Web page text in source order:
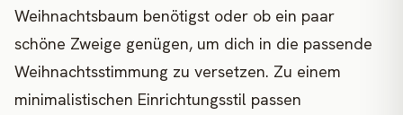
Weihnachtsbaum benötigst oder ob ein paar
schöne Zweige genügen, um dich in die passende
Weihnachtsstimmung zu versetzen. Zu einem
minimalistischen Einrichtungsstil passen